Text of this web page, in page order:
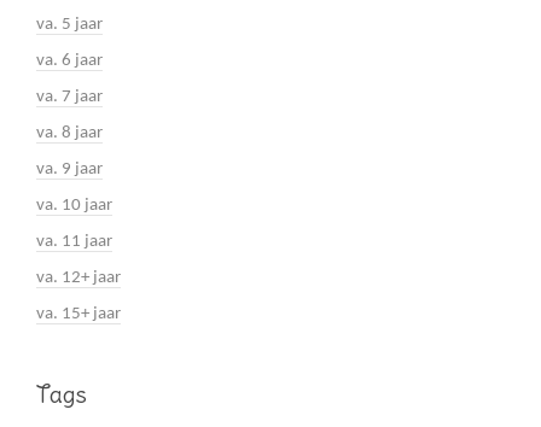
va. 5 jaar
va. 6 jaar
va. 7 jaar
va. 8 jaar
va. 9 jaar
va. 10 jaar
va. 11 jaar
va. 12+ jaar
va. 15+ jaar
Tags